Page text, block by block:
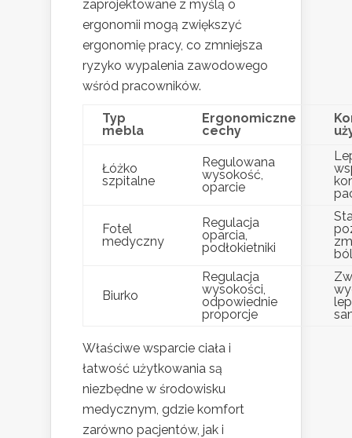
zaprojektowane z myślą o
ergonomii mogą zwiększyć
ergonomię pracy, co zmniejsza
ryzyko wypalenia zawodowego
wśród pracowników.
Typ
mebla
Ergonomiczne
cechy
Łóżko
szpitalne
Regulowana
wysokość,
oparcie
Fotel
medyczny
Regulacja
oparcia,
podłokietniki
Biurko
Regulacja
wysokości,
odpowiednie
proporcje
Właściwe wsparcie ciała i
łatwość użytkowania są
niezbędne w środowisku
medycznym, gdzie komfort
zarówno pacjentów, jak i